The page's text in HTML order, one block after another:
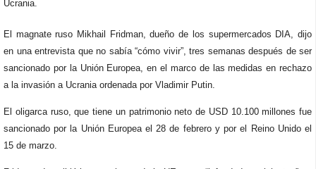
Ucrania.
El magnate ruso Mikhail Fridman, dueño de los supermercados DIA, dijo
en una entrevista que no sabía “cómo vivir”, tres semanas después de ser
sancionado por la Unión Europea, en el marco de las medidas en rechazo
a la invasión a Ucrania ordenada por Vladimir Putin.
El oligarca ruso, que tiene un patrimonio neto de USD 10.100 millones fue
sancionado por la Unión Europea el 28 de febrero y por el Reino Unido el
15 de marzo.